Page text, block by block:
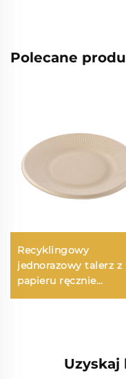
Polecane
Recyklingowy
jednorazowy talerz z
papieru ręcznie
robionego na
– do obsługi
cateringowej iUzyskaj